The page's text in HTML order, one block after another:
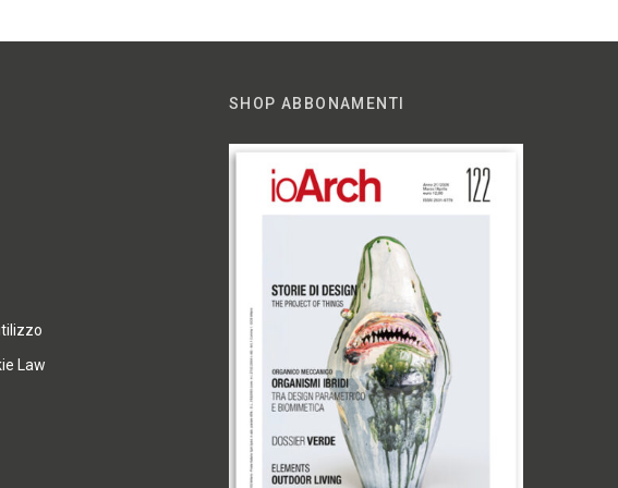
Law
SHOP ABBONAMENTI